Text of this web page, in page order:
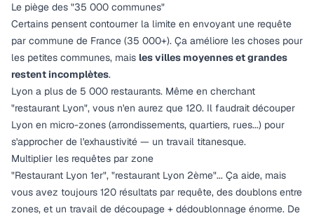
Le piège des "35 000 communes"
Certains pensent contourner la limite en envoyant une requête
par commune de France (35 000+). Ça améliore les choses pour
les petites communes, mais les villes moyennes et grandes
restent incomplètes.
Lyon a plus de 5 000 restaurants. Même en cherchant
"restaurant Lyon", vous n'en aurez que 120. Il faudrait découper
Lyon en micro-zones (arrondissements, quartiers, rues...) pour
s'approcher de l'exhaustivité — un travail titanesque.
Multiplier les requêtes par zone
"Restaurant Lyon 1er", "restaurant Lyon 2ème"... Ça aide, mais
vous avez toujours 120 résultats par requête, des doublons entre
zones, et un travail de découpage + dédoublonnage énorme. De